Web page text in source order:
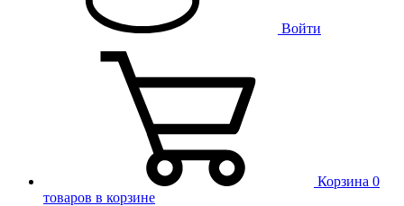
Войти
Корзина 0
товаров в корзине